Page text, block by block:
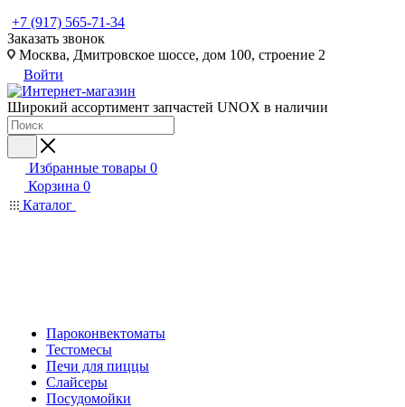
+7 (917) 565-71-34
Заказать звонок
Москва, Дмитровское шоссе, дом 100, строение 2
Войти
Широкий ассортимент запчастей UNOX в наличии
Избранные товары 0
Корзина 0
Каталог
Пароконвектоматы
Тестомесы
Печи для пиццы
Слайсеры
Посудомойки